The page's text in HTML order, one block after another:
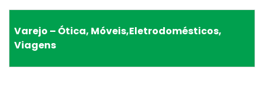
Varejo – Ótica, Móveis,Eletrodomésticos,
Viagens